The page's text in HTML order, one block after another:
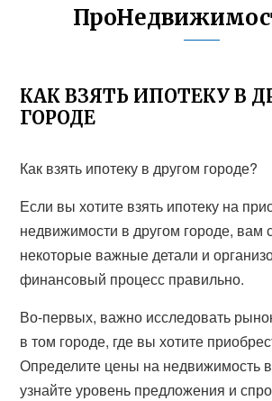
КАК ВЗЯТЬ ИПОТЕКУ В
ГОРОДЕ
Как взять ипотеку в другом городе?
Если вы хотите взять ипотеку на
недвижимости в другом городе, вам
некоторые важные детали и
финансовый процесс правильно.
Во-первых, важно исследовать
в том городе, где вы хотите
Определите цены на недвижимость
узнайте уровень предложения и